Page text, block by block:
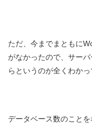
ただ、今までまともに
がなかったので、サー
らというのが全くわかっ
データベース数のこと